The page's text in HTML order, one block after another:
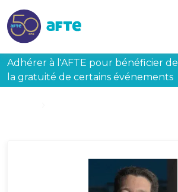
Adhérer à l'AFTE pour bénéficier de
la gratuité de certains événements